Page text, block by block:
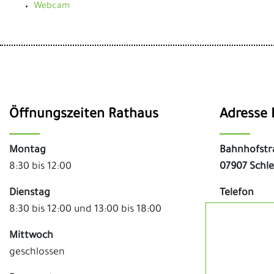
Webcam
Öffnungszeiten Rathaus
Montag
8:30 bis 12:00
Dienstag
8:30 bis 12:00 und 13:00 bis 18:00
Mittwoch
geschlossen
Adresse
07907
Telefon